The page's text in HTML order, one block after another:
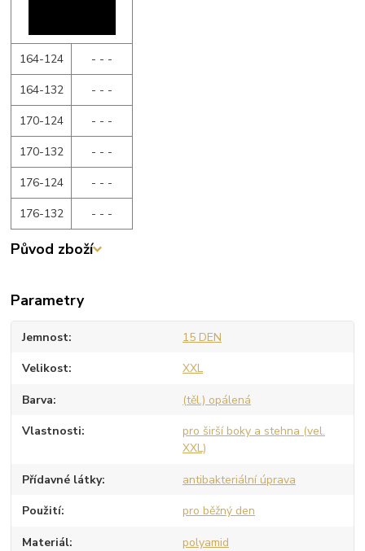
164-124
- - -
164-132
- - -
170-124
- - -
170-132
- - -
176-124
- - -
176-132
- - -
Původ zboží
Parametry
Jemnost 15 DEN
Velikost XXL
Barva (těl.) opálená
Vlastnosti
pro širší boky a stehna (vel.
XXL)
Přídavné látky antibakteriální úprava
Použití pro běžný den
Materiál polyamid